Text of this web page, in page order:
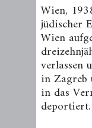
Wien,
jüdischer
Wien
verlassen
in
in das